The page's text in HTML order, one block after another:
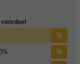
voordeel
%